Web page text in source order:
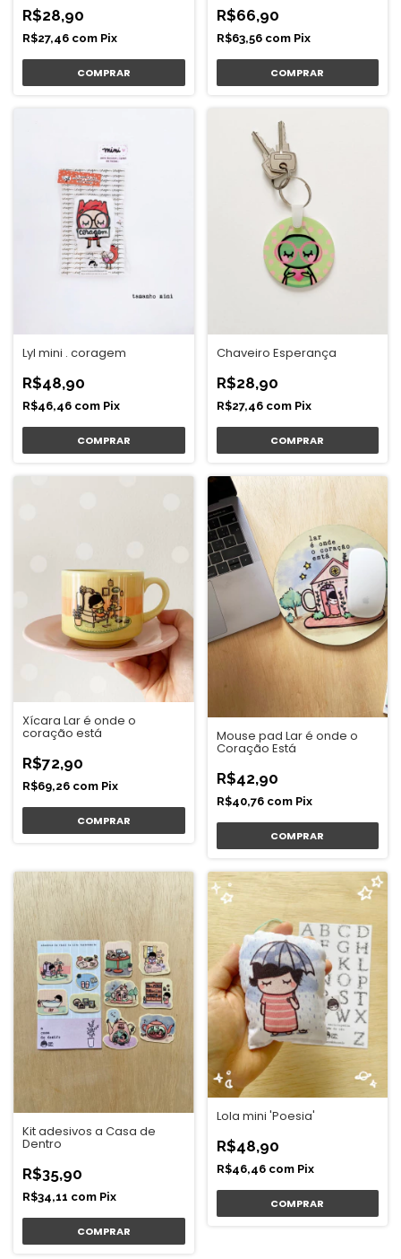
R$28,90
R$27,46 com Pix
R$66,90
R$63,56 com Pix
Lyl mini . coragem
R$48,90
R$46,46 com Pix
Chaveiro Esperança
R$28,90
R$27,46 com Pix
Xícara Lar é onde o
coração está
R$72,90
R$69,26 com Pix
Mouse pad Lar é onde o
Coração Está
R$42,90
R$40,76 com Pix
Kit adesivos a Casa de
Dentro
R$35,90
R$34,11 com Pix
Lola mini 'Poesia'
R$48,90
R$46,46 com Pix